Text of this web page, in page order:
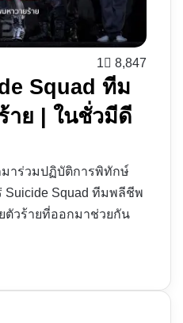
1 8,847
Squad ทีม
าย | ในชั่วมีดี
มาร่วมปฏิบัติการพิทักษ์
Suicide Squad ทีมพลีชีพ
ตัวร้ายที่ออกมาช่วยกัน